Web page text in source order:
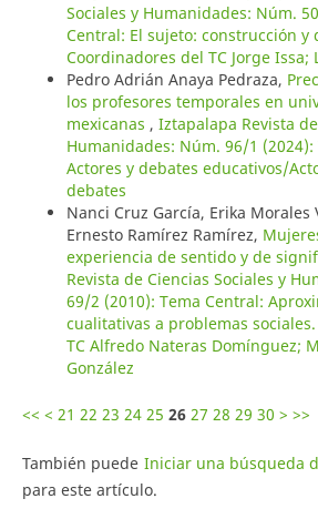
Sociales y Humanidades: Núm.
Central: El sujeto: construcción y
Coordinadores del TC Jorge Issa;
Pedro Adrián Anaya Pedraza,
los profesores temporales en
mexicanas , Iztapalapa Revista
Humanidades: Núm. 96/1
Actores y debates educativos/
debates
Nanci Cruz García, Erika Morales
Ernesto Ramírez Ramírez,
experiencia de sentido y de
Revista de Ciencias Sociales y
69/2 (2010): Tema Central:
cualitativas a problemas
TC Alfredo Nateras Domínguez;
González
<< < 21 22 23 24 25 26 27 28 29 30 > >>
También puede Iniciar una búsqueda
para este artículo.